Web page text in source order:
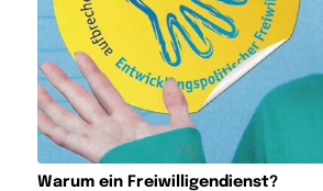
Warum ein Freiwilligendienst?